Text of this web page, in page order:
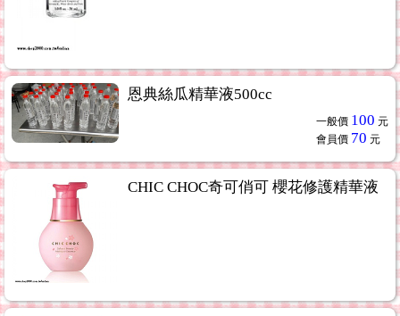
恩典絲瓜精華液500cc
一般價 100 元
會員價 70 元
CHIC CHOC奇可俏可 櫻花修護精華液